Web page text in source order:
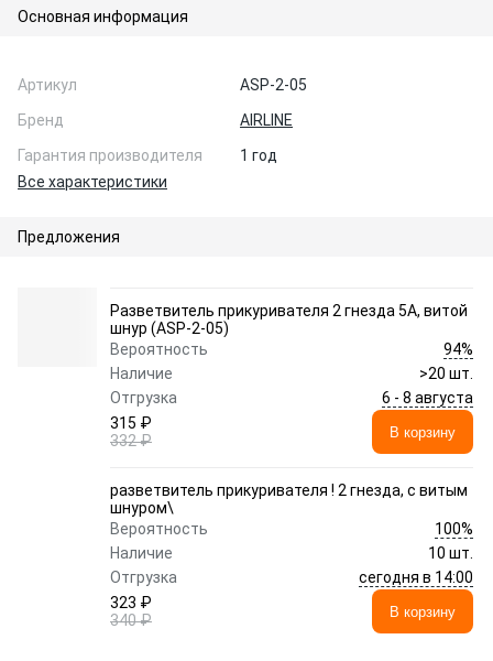
Основная информация
Артикул
ASP-2-05
Бренд
AIRLINE
Гарантия производителя
1 год
Все характеристики
Предложения
Разветвитель прикуривателя 2 гнезда 5А, витой
шнур (ASP-2-05)
Вероятность
94%
Наличие
>20 шт.
Отгрузка
6 - 8 августа
315 ₽
332 ₽
В корзину
разветвитель прикуривателя ! 2 гнезда, с витым
шнуром\
Вероятность
100%
Наличие
10 шт.
Отгрузка
сегодня в 14:00
323 ₽
340 ₽
В корзину